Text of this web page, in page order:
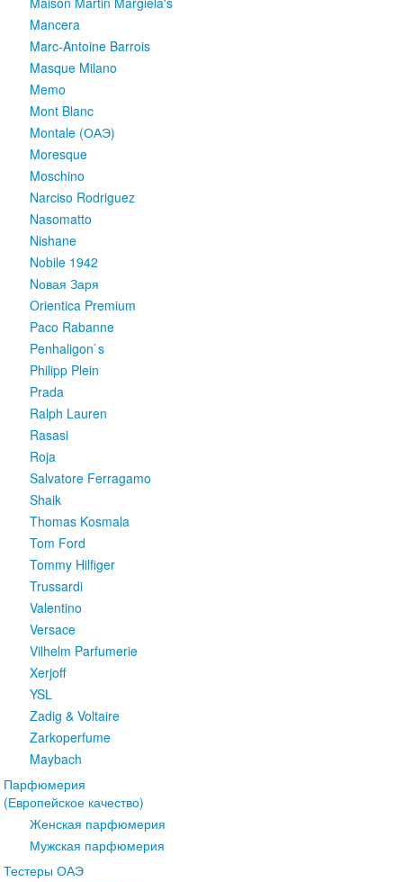
Mancera
Marc-Antoine Barrois
Masque Milano
Memo
Mont Blanc
Montale (ОАЭ)
Moresque
Moschino
Narciso Rodriguez
Nasomatto
Nishane
Nobile 1942
Nовая Заря
Orientica Premium
Paco Rabanne
Penhaligon`s
Philipp Plein
Prada
Ralph Lauren
Rasasi
Roja
Salvatore Ferragamo
Shaik
Thomas Kosmala
Tom Ford
Tommy Hilfiger
Trussardi
Valentino
Versace
Vilhelm Parfumerie
Xerjoff
YSL
Zadig & Voltaire
Zarkoperfume
Maybach
Парфюмерия
(Европейское качество)
Женская парфюмерия
Мужская парфюмерия
Тестеры ОАЭ